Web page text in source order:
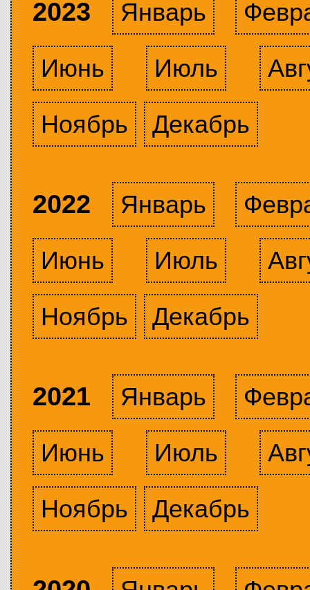
2023 Январь
Июнь
Июль
Ноябрь
Декабрь
2022 Январь
Июнь
Июль
Ноябрь
Декабрь
2021 Январь
Июнь
Июль
Ноябрь
Декабрь